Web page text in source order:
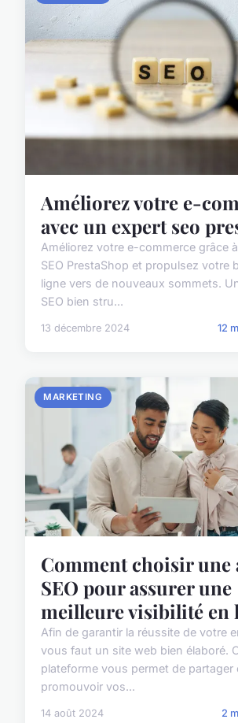
Améliorez votre e-
avec un expert seo
Améliorez votre e-commerce grâce
SEO PrestaShop et propulsez votre
ligne vers de nouveaux sommets.
SEO bien stru...
13 décembre 2024 12
MARKETING
Comment choisir une
SEO pour assurer une
meilleure visibilité en
Afin de garantir la réussite de votre
vous faut un site web bien élaboré.
plateforme vous permet de partager
promouvoir vos...
14 août 2024 2